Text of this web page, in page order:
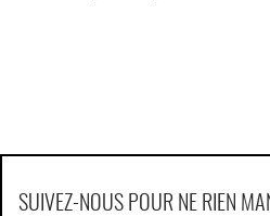
SUIVEZ-NOUS POUR NE RIEN